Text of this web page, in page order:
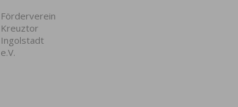
Förderverein
Kreuztor
Ingolstadt
e.V.